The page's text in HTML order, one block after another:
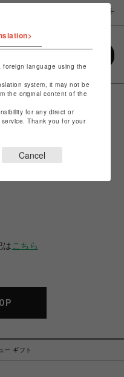
は こちら
ー ギフト
foreign language using the
system, it may not be
the original content of the
for any direct or
Thank you for your
Cancel